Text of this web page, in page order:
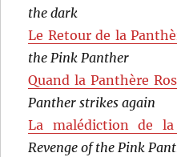
the dark
Le Retour de la
the Pink Panther
Quand la Panthère
Panther strikes again
La malédiction de la
Revenge of the Pink